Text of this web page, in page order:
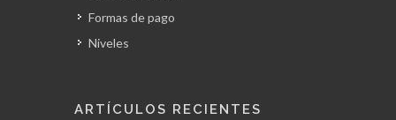
Formas de pago
Niveles
ARTÍCULOS RECIENTES